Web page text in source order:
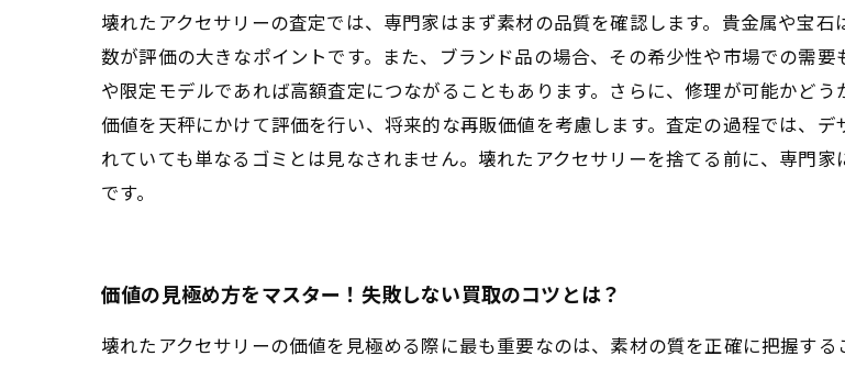
壊れたアクセサリーの査定では、専門家はまず素材の品質を確認します。貴金属や宝
数が評価の大きなポイントです。また、ブランド品の場合、その希少性や市場での需
や限定モデルであれば高額査定につながることもあります。さらに、修理が可能かど
価値を天秤にかけて評価を行い、将来的な再販価値を考慮します。査定の過程では、
れていても単なるゴミとは見なされません。壊れたアクセサリーを捨てる前に、専門
です。
価値の見極め方をマスター！失敗しない買取のコツとは？
壊れたアクセサリーの価値を見極める際に最も重要なのは、素材の質を正確に把握す